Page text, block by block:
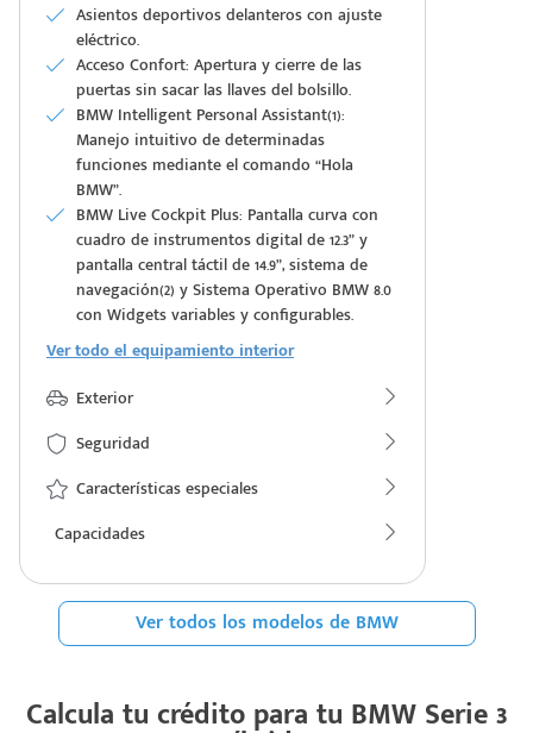
Asientos deportivos delanteros con ajuste
eléctrico.
Acceso Confort: Apertura y cierre de las
puertas sin sacar las llaves del bolsillo.
BMW Intelligent Personal Assistant(1):
Manejo intuitivo de determinadas
funciones mediante el comando “Hola
BMW”.
BMW Live Cockpit Plus: Pantalla curva con
cuadro de instrumentos digital de 12.3” y
pantalla central táctil de 14.9”, sistema de
navegación(2) y Sistema Operativo BMW 8.0
con Widgets variables y configurables.
Ver todo el equipamiento interior
Exterior
Seguridad
Características especiales
Capacidades
Ver todos los modelos de BMW
Calcula tu crédito para tu BMW Serie 3